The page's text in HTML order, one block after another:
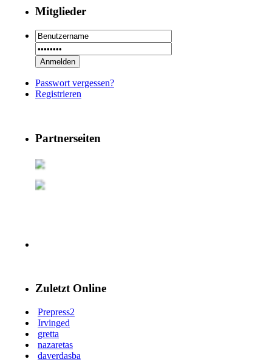
PSSE 36.3.1
Thread : PSSE 36.3.1
29 RSoft v2025
Autor : Prepress2
Thread : 29 RSoft v2025
Autor : Prepress2
Mitglieder
Passwort vergessen?
Registrieren
Partnerseiten
Zuletzt Online
Prepress2
Irvinged
gretta
nazaretas
daverdasba